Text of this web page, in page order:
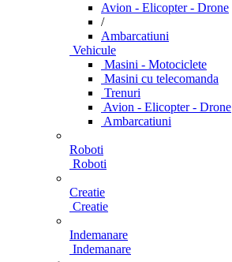
Avion - Elicopter - Drone
/
Ambarcatiuni
Vehicule
Masini - Motociclete
Masini cu telecomanda
Trenuri
Avion - Elicopter - Drone
Ambarcatiuni
Roboti
Roboti
Creatie
Creatie
Indemanare
Indemanare